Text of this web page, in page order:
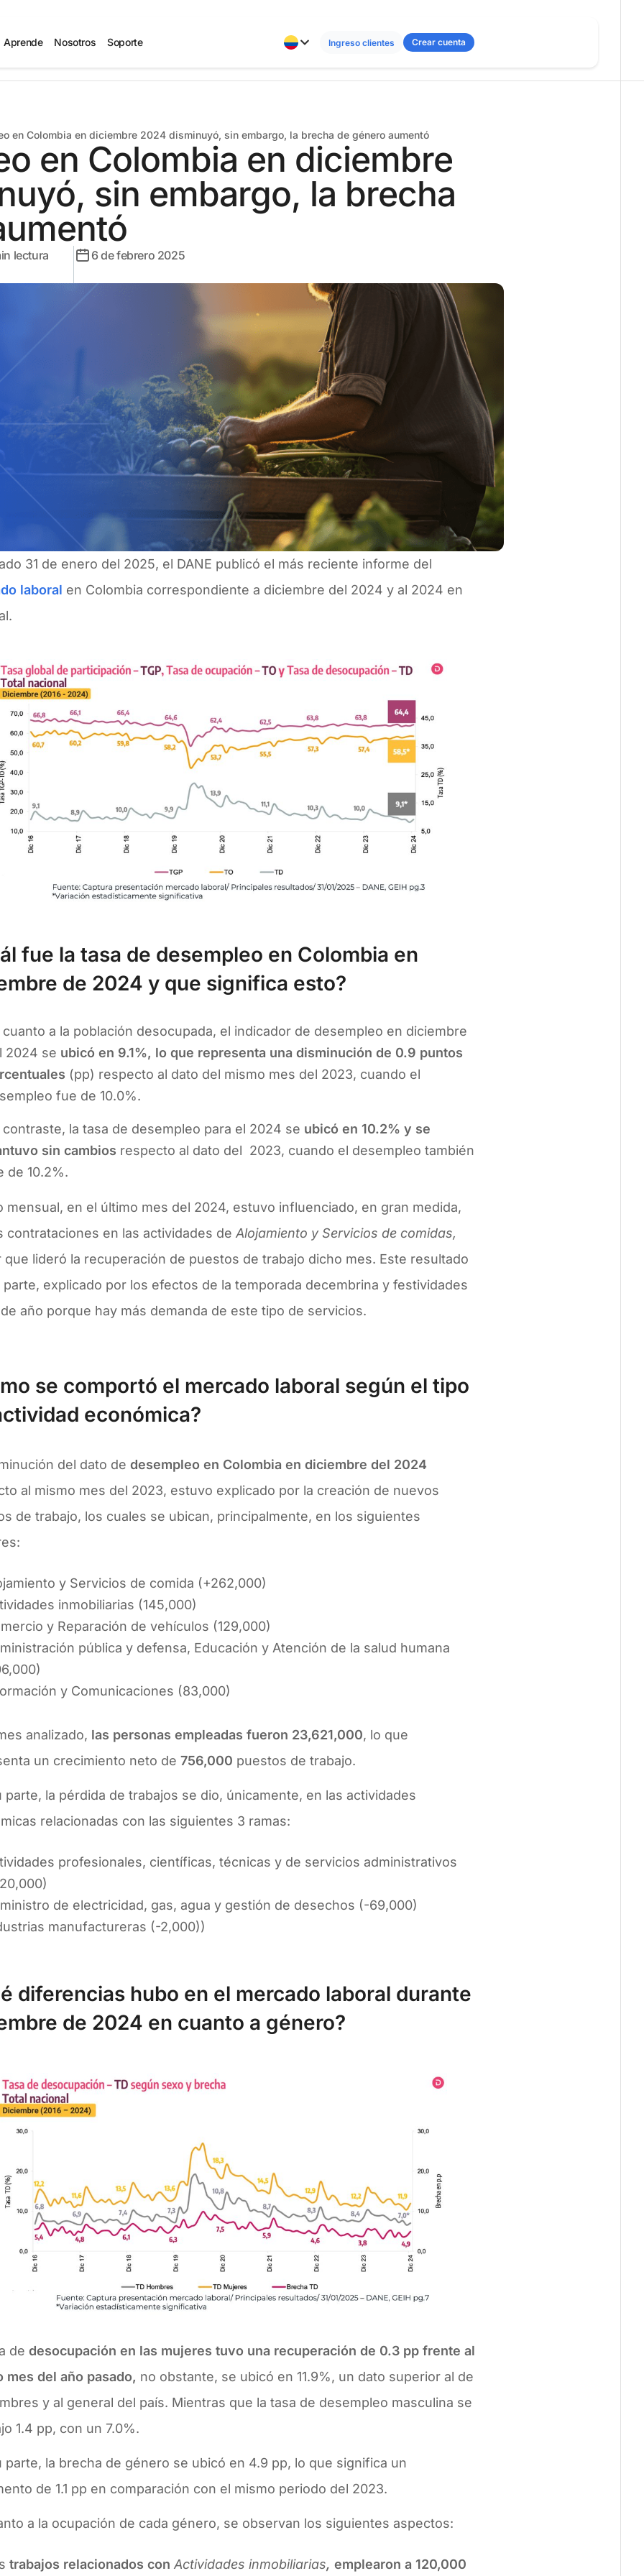
Aprende Nosotros Soporte Ingreso clientes Crear cuenta
en Colombia en diciembre 2024 disminuyó, sin embargo, la brecha de género aumentó
en Colombia en diciembre
sin embargo, la brecha
lectura 6 de febrero 2025
31 de enero del 2025, el DANE publicó el más reciente informe del
laboral en Colombia correspondiente a diciembre del 2024 y al 2024 en
fue la tasa de desempleo en Colombia en
de 2024 y que significa esto?
cuanto a la población desocupada, el indicador de desempleo en diciembre
2024 se ubicó en 9.1%, lo que representa una disminución de 0.9 puntos
(pp) respecto al dato del mismo mes del 2023, cuando el
fue de 10.0%.
contraste, la tasa de desempleo para el 2024 se ubicó en 10.2% y se
sin cambios respecto al dato del 2023, cuando el desempleo también
de 10.2%.
mensual, en el último mes del 2024, estuvo influenciado, en gran medida,
contrataciones en las actividades de Alojamiento y Servicios de comidas,
que lideró la recuperación de puestos de trabajo dicho mes. Este resultado
parte, explicado por los efectos de la temporada decembrina y festividades
año porque hay más demanda de este tipo de servicios.
se comportó el mercado laboral según el tipo
económica?
del dato de desempleo en Colombia en diciembre del 2024
al mismo mes del 2023, estuvo explicado por la creación de nuevos
de trabajo, los cuales se ubican, principalmente, en los siguientes
y Servicios de comida (+262,000)
inmobiliarias (145,000)
y Reparación de vehículos (129,000)
pública y defensa, Educación y Atención de la salud humana
y Comunicaciones (83,000)
analizado, las personas empleadas fueron 23,621,000, lo que
un crecimiento neto de 756,000 puestos de trabajo.
parte, la pérdida de trabajos se dio, únicamente, en las actividades
relacionadas con las siguientes 3 ramas:
profesionales, científicas, técnicas y de servicios administrativos
de electricidad, gas, agua y gestión de desechos (-69,000)
manufactureras (-2,000))
diferencias hubo en el mercado laboral durante
de 2024 en cuanto a género?
de desocupación en las mujeres tuvo una recuperación de 0.3 pp frente al
mes del año pasado, no obstante, se ubicó en 11.9%, un dato superior al de
y al general del país. Mientras que la tasa de desempleo masculina se
1.4 pp, con un 7.0%.
parte, la brecha de género se ubicó en 4.9 pp, lo que significa un
de 1.1 pp en comparación con el mismo periodo del 2023.
a la ocupación de cada género, se observan los siguientes aspectos:
trabajos relacionados con Actividades inmobiliarias, emplearon a 120,000